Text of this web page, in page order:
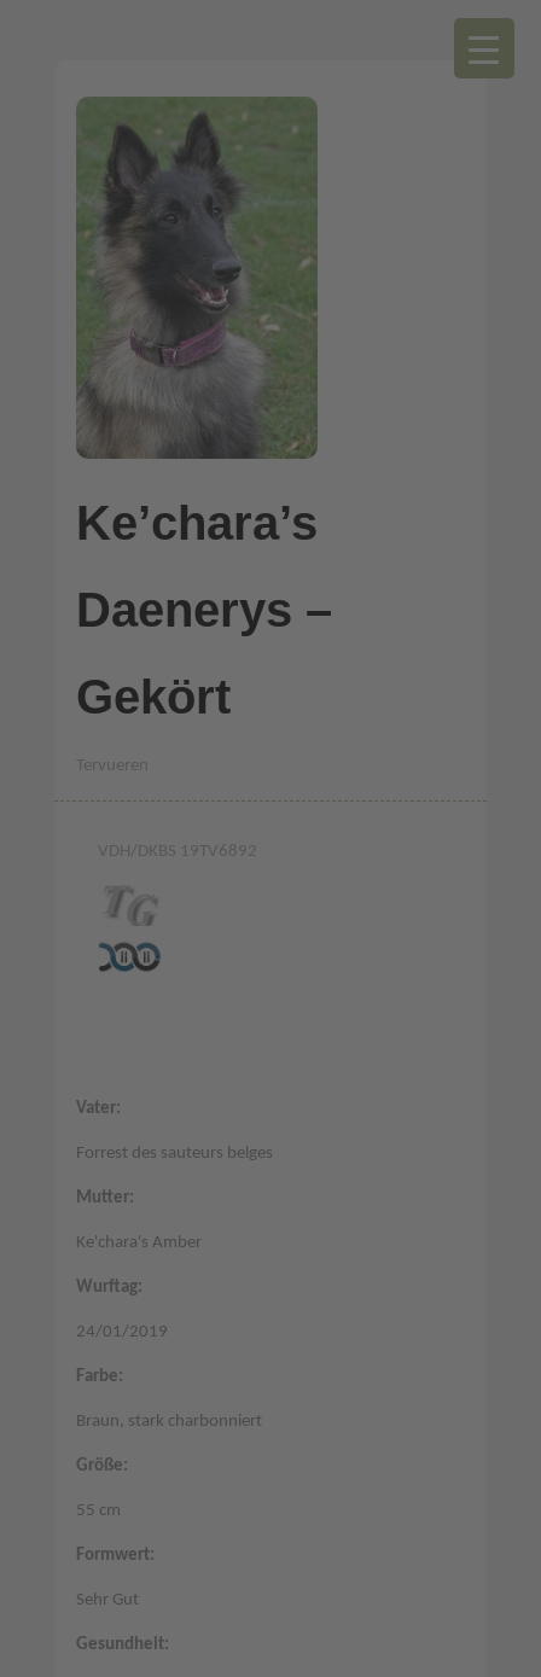
Ke’chara’s
Daenerys –
Gekört
Tervueren
VDH/DKBS 19TV6892
Vater:
Forrest des sauteurs belges
Mutter:
Ke'chara's Amber
Wurftag:
24/01/2019
Farbe:
Braun, stark charbonniert
Größe:
55 cm
Formwert:
Sehr Gut
Gesundheit: